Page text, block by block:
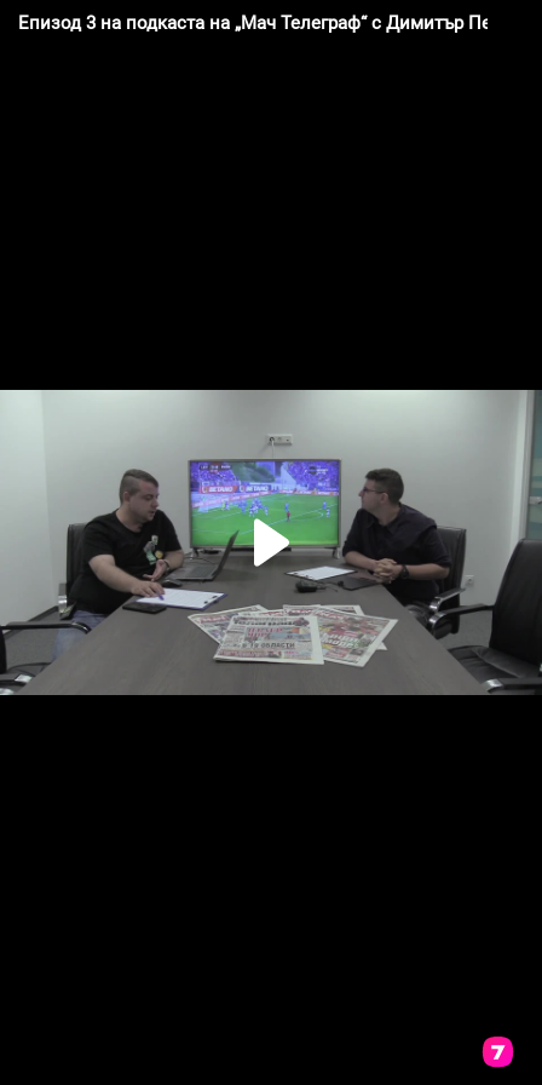
Епизод 3 на подкаста на „Мач Телеграф“ с Димитър Пенев